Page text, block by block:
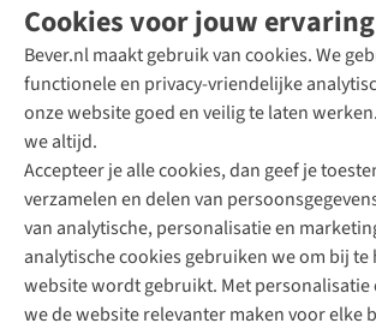
Cookies voor jouw ervaring
Bever.nl maakt gebruik van cookies. We
functionele en privacy-vriendelijke
onze website goed en veilig te laten
we altijd.
Accepteer je alle cookies, dan geef je
verzamelen en delen van
van analytische, personalisatie en
analytische cookies gebruiken we om bij
website wordt gebruikt. Met personalisatie
we de website relevanter maken voor elke
Direct advies van een Buitenexpert
+31 (0)85 888 50 88
+31 6 12 28 49 80
Contactformulier